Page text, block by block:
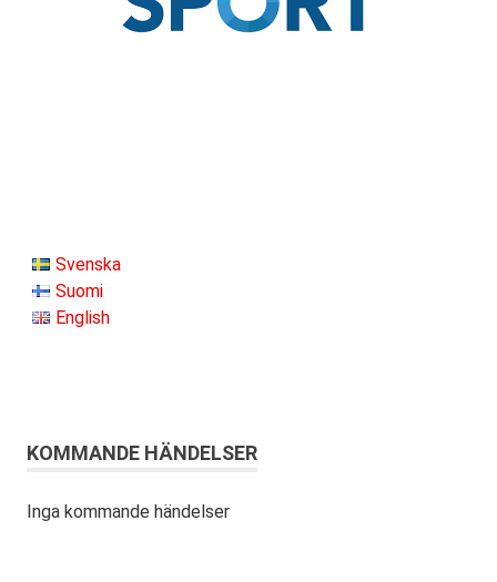
Svenska
Suomi
English
KOMMANDE HÄNDELSER
Inga kommande händelser